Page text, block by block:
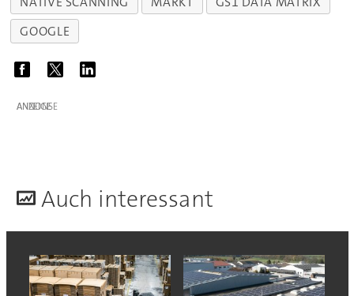
GOOGLE
ANZEIGE
Auch interessant